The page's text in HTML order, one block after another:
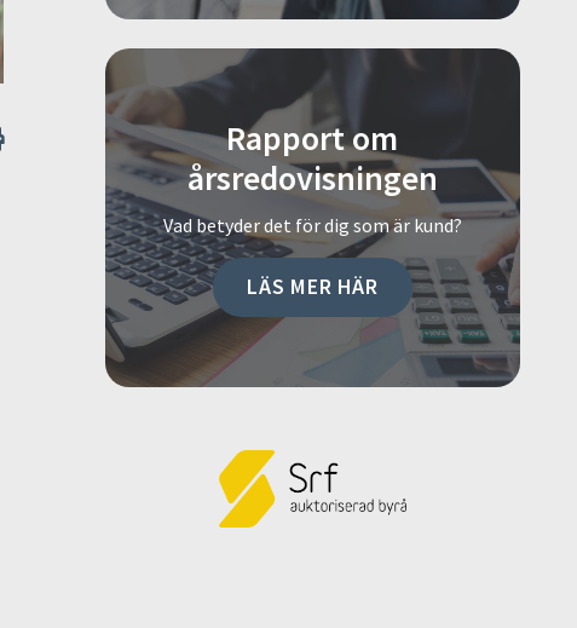
Rapport om
årsredovisningen
Vad betyder det för dig som är kund?
LÄS MER HÄR